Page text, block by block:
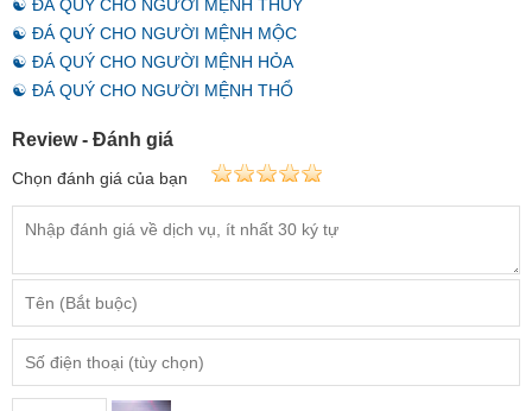
☯ ĐÁ QUÝ CHO NGƯỜI MỆNH THỦY
☯ ĐÁ QUÝ CHO NGƯỜI MỆNH MỘC
☯ ĐÁ QUÝ CHO NGƯỜI MỆNH HỎA
☯ ĐÁ QUÝ CHO NGƯỜI MỆNH THỔ
Review - Đánh giá
Chọn đánh giá của bạn